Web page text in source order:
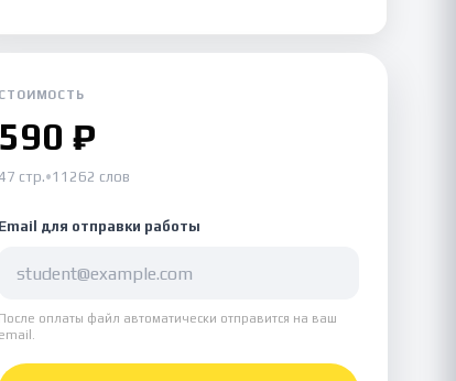
СТОИМОСТЬ
590 ₽
47 стр.•11262 слов
Email для отправки работы
После оплаты файл автоматически отправится на ваш
email.